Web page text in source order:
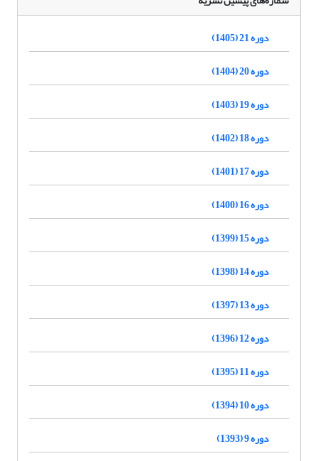
دوره 21 (1405)
دوره 20 (1404)
دوره 19 (1403)
دوره 18 (1402)
دوره 17 (1401)
دوره 16 (1400)
دوره 15 (1399)
دوره 14 (1398)
دوره 13 (1397)
دوره 12 (1396)
دوره 11 (1395)
دوره 10 (1394)
دوره 9 (1393)